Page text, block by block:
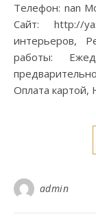
Телефон: nan
Сайт: http://
интерьеров,
работы:
Оплата картой,
admin